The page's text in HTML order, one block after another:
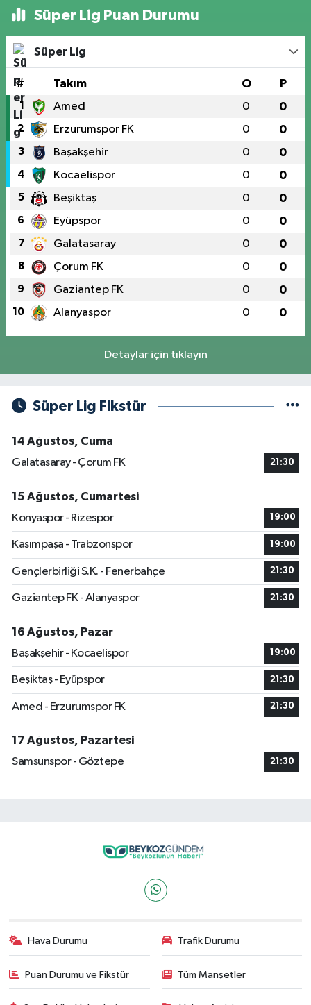
Süper Lig Puan Durumu
Süper Lig
# Takım O P
1 Amed 0 0
2 Erzurumspor FK 0 0
3 Başakşehir 0 0
4 Kocaelispor 0 0
5 Beşiktaş 0 0
6 Eyüpspor 0 0
7 Galatasaray 0 0
8 Çorum FK 0 0
9 Gaziantep FK 0 0
10 Alanyaspor 0 0
Detaylar için tıklayın
Süper Lig Fikstür
14 Ağustos, Cuma
Galatasaray - Çorum FK
21:30
15 Ağustos, Cumartesi
Konyaspor - Rizespor
19:00
Kasımpaşa - Trabzonspor 19:00
Gençlerbirliği S.K. - Fenerbahçe 21:30
Gaziantep FK - Alanyaspor 21:30
16 Ağustos, Pazar
Başakşehir - Kocaelispor
19:00
Beşiktaş - Eyüpspor 21:30
Amed - Erzurumspor FK 21:30
17 Ağustos, Pazartesi
Samsunspor - Göztepe
21:30
Hava Durumu Trafik Durumu
Puan Durumu ve Fikstür Tüm Manşetler